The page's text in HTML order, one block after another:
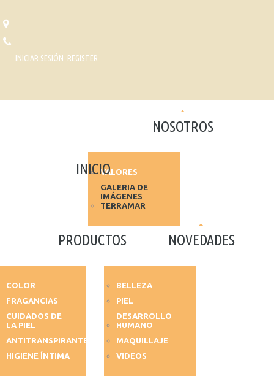
INICIAR SESIÓN REGISTER
INICIO
NOSOTROS
VALORES
GALERIA DE
IMÁGENES
TERRAMAR
PRODUCTOS
COLOR
FRAGANCIAS
CUIDADOS DE
LA PIEL
ANTITRANSPIRANTES
HIGIENE ÍNTIMA
NOVEDADES
BELLEZA
PIEL
DESARROLLO
HUMANO
MAQUILLAJE
VIDEOS